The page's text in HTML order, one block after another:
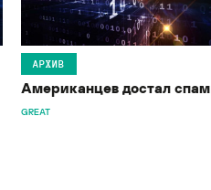
АРХИВ
Американцев достал спам
GREAT